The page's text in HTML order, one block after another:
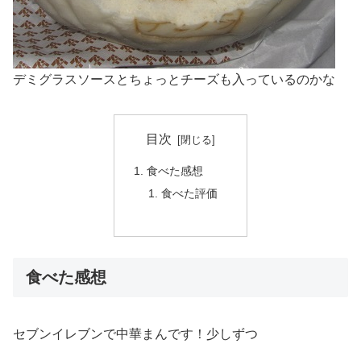
デミグラスソースとちょっとチーズも入っているのかな
目次
食べた感想
食べた評価
食べた感想
セブンイレブンで中華まんです！少しずつ